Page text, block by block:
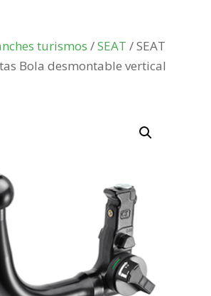
turismos /SEAT / SEAT
Bola desmontable vertical